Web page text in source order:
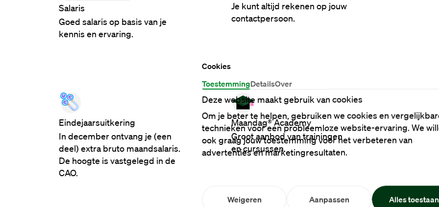
Cookies
ToestemmingDetailsOver
Deze website maakt gebruik van cookies
Om je beter te helpen, gebruiken we cookies en
technieken voor een probleemloze website-ervaring. We
ook graag jouw toestemming voor het verbeteren van
advertenties en marketingresultaten.
Weigeren Aanpassen Alles toestaan
Salaris
Goed salaris op basis van je
kennis en ervaring.
Je kunt altijd rekenen op jouw
contactpersoon.
Eindejaarsuitkering
In december ontvang je (een
deel) extra bruto maandsalaris.
De hoogte is vastgelegd in de
CAO.
Maandag® Academy
Groot aanbod van trainingen
en cursussen.